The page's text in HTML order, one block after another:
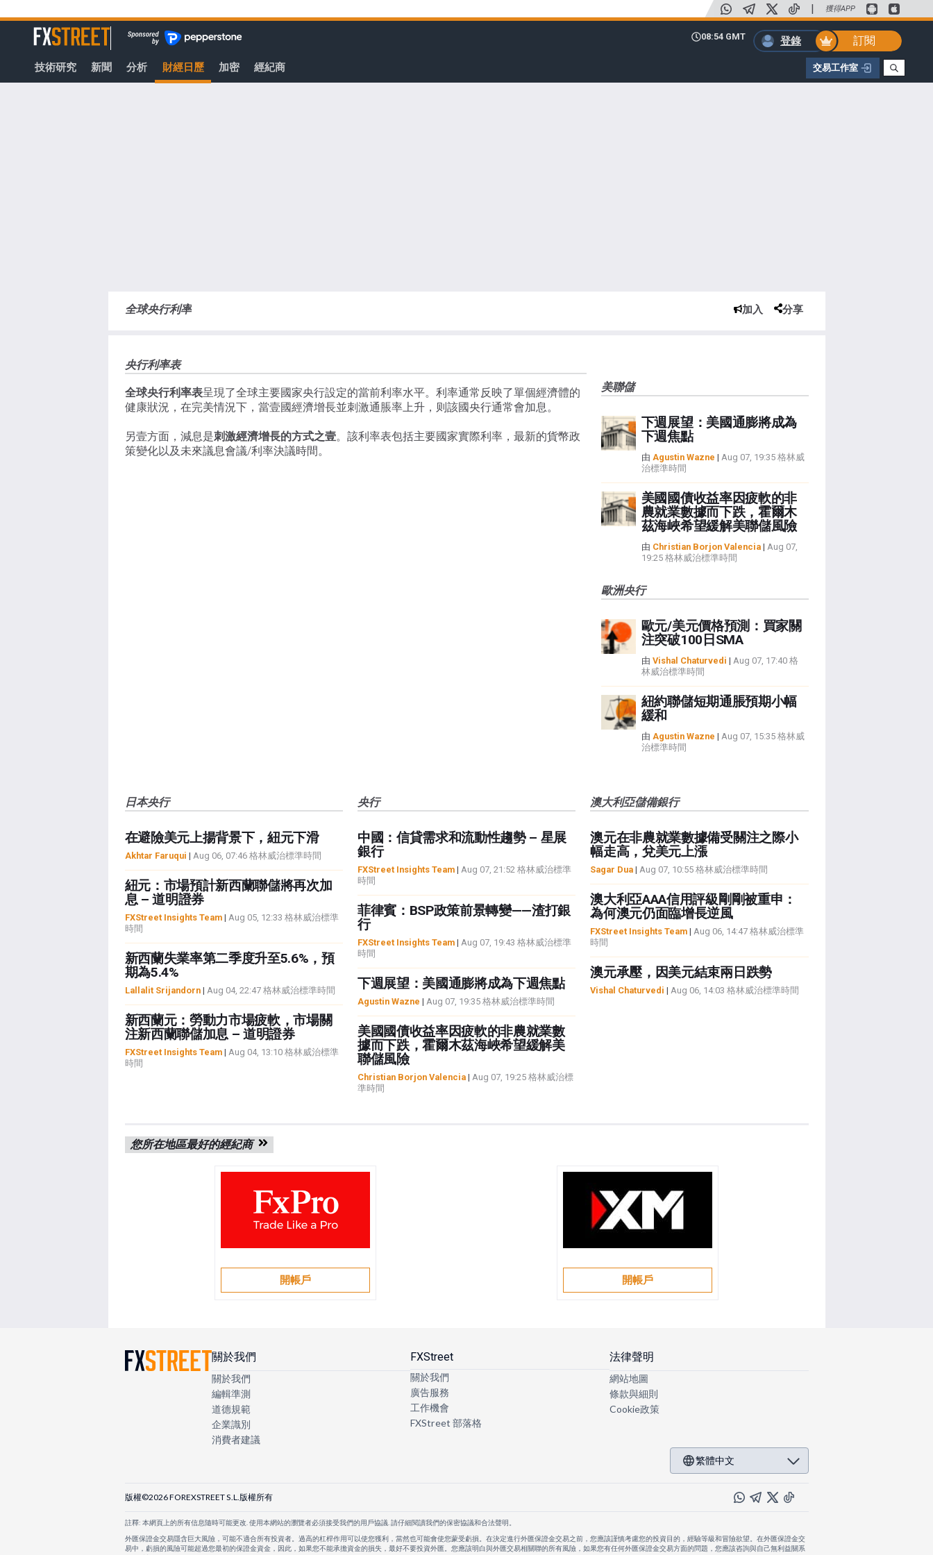
至
容
| 獲得APP
FXStreet
08:54 GMT 登錄 訂閱
技術研究 新聞 分析 財經日歷 加密 經紀商 交易工作室
全球央行利率 分享
加入
央行利率表
全球央行利率表呈現了全球主要國家央行設定的當前利率水平。利率通常反映了單個經濟體的
健康狀況，在完美情況下，當壹國經濟增長並刺激通脹率上升，则該國央行通常會加息。
另壹方面，減息是刺激經濟增長的方式之壹。該利率表包括主要國家實際利率，最新的貨幣政
策變化以及未來議息會議/利率決議時間。
美聯儲
下週展望：美國通膨將成為
下週焦點
由 Agustin Wazne | Aug 07, 19:35 格林威
治標準時間
美國國債收益率因疲軟的非
農就業數據而下跌，霍爾木
茲海峽希望緩解美聯儲風險
由 Christian Borjon Valencia| Aug 07,
19:25 格林威治標準時間
歐洲央行
歐元/美元價格預測：買家關
注突破100日SMA
由 Vishal Chaturvedi | Aug 07, 17:40 格
林威治標準時間
紐約聯儲短期通脹預期小幅
緩和
由 Agustin Wazne | Aug 07, 15:35 格林威
治標準時間
日本央行
在避險美元上揚背景下，紐元下滑
Akhtar Faruqui | Aug 06, 07:46 格林威治標準時間
紐元：市場預計新西蘭聯儲將再次加
息 – 道明證券
FXStreet Insights Team| Aug 05, 12:33 格林威治標準
時間
新西蘭失業率第二季度升至5.6%，預
期為5.4%
Lallalit Srijandorn| Aug 04, 22:47 格林威治標準時間
新西蘭元：勞動力市場疲軟，市場關
注新西蘭聯儲加息 – 道明證券
FXStreet Insights Team| Aug 04, 13:10 格林威治標準
時間
央行
中國：信貸需求和流動性趨勢 – 星展
銀行
FXStreet Insights Team| Aug 07, 21:52 格林威治標準
時間
菲律賓：BSP政策前景轉變——渣打銀
行
FXStreet Insights Team| Aug 07, 19:43 格林威治標準
時間
下週展望：美國通膨將成為下週焦點
Agustin Wazne | Aug 07, 19:35 格林威治標準時間
美國國債收益率因疲軟的非農就業數
據而下跌，霍爾木茲海峽希望緩解美
聯儲風險
Christian Borjon Valencia| Aug 07, 19:25 格林威治標
準時間
澳大利亞儲備銀行
澳元在非農就業數據備受關注之際小
幅走高，兌美元上漲
Sagar Dua |Aug 07, 10:55 格林威治標準時間
澳大利亞AAA信用評級剛剛被重申：
為何澳元仍面臨增長逆風
FXStreet Insights Team |Aug 06, 14:47 格林威治標準
時間
澳元承壓，因美元結束兩日跌勢
Vishal Chaturvedi |Aug 06, 14:03 格林威治標準時間
您所在地區最好的經紀商
開帳戶 開帳戶
關於我們
關於我們
編輯準測
道德規範
企業識別
消費者建議
FXStreet
關於我們
廣告服務
工作機會
FXStreet 部落格
法律聲明
網站地圖
條款與細則
Cookie政策
繁體中文
版權©2026 FOREXSTREET S.L.版權所有
註釋: 本網頁上的所有信息隨時可能更改. 使用本網站的瀏覽者必須接受我們的用戶協議. 請仔細閱讀我們的保密協議和合法聲明。
外匯保證金交易隱含巨大風險，可能不適合所有投資者。過高的杠桿作用可以使您獲利，當然也可能會使您蒙受虧損。在決定進行外匯保證金交易之前，您應該謹慎考慮您的投資目的，經驗等級和冒險欲望。在外匯保證金交
易中，虧損的風險可能超過您最初的保證金資金，因此，如果您不能承擔資金的損失，最好不要投資外匯。您應該明白與外匯交易相關聯的所有風險，如果您有任何外匯保證金交易方面的問題，您應該咨詢與自己無利益關系